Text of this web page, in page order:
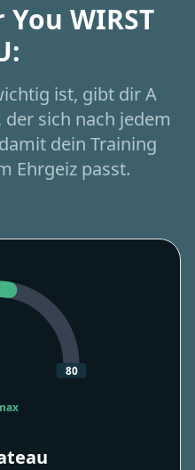
WIRST
ist, gibt dir A
der sich nach jedem
dein Training
Ehrgeiz passt.
80